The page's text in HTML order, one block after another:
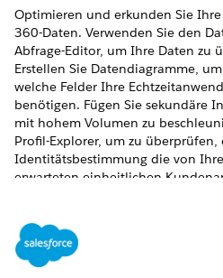
Optimieren und erkunden Sie
360-Daten. Verwenden Sie den
Abfrage-Editor, um Ihre Daten zu
Erstellen Sie Datendiagramme,
welche Felder Ihre
benötigen. Fügen Sie sekundäre
mit hohem Volumen zu
Profil-Explorer, um zu überprüfen,
Identitätsbestimmung die von
erwarteten einheitlichen